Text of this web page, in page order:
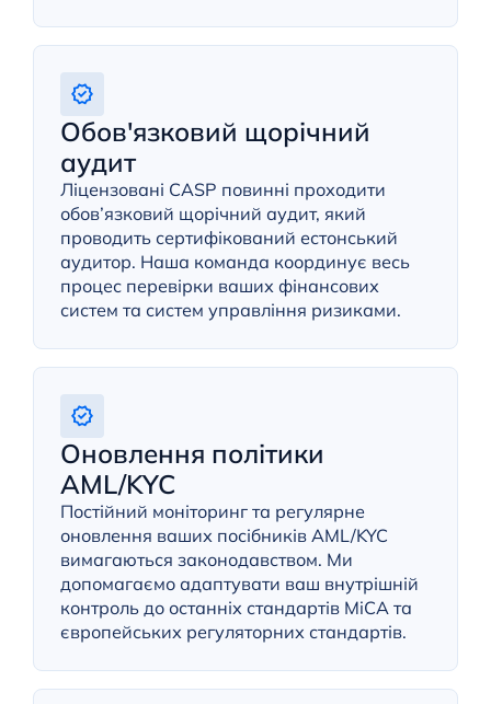
Обов'язковий щорічний
аудит
Ліцензовані CASP повинні проходити
обов’язковий щорічний аудит, який
проводить сертифікований естонський
аудитор. Наша команда координує весь
процес перевірки ваших фінансових
систем та систем управління ризиками.
Оновлення політики
AML/KYC
Постійний моніторинг та регулярне
оновлення ваших посібників AML/KYC
вимагаються законодавством. Ми
допомагаємо адаптувати ваш внутрішній
контроль до останніх стандартів MiCA та
європейських регуляторних стандартів.